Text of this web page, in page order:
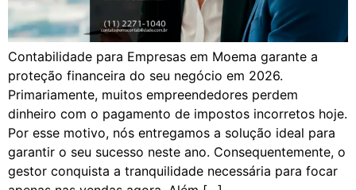
Contabilidade para Empresas em Moema garante a
proteção financeira do seu negócio em 2026.
Primariamente, muitos empreendedores perdem
dinheiro com o pagamento de impostos incorretos hoje.
Por esse motivo, nós entregamos a solução ideal para
garantir o seu sucesso neste ano. Consequentemente, o
gestor conquista a tranquilidade necessária para focar